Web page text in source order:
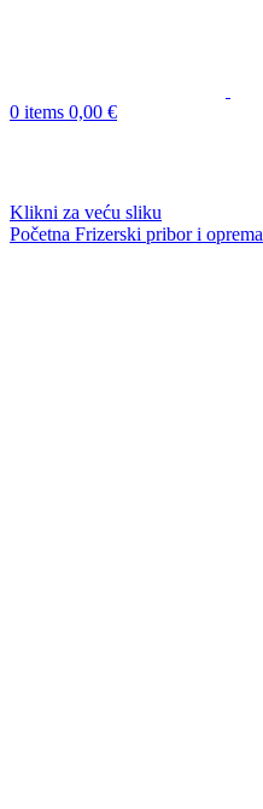
0 items 0,00 €
Klikni za veću sliku
Početna Frizerski pribor i oprema